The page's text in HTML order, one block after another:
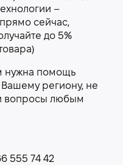
–
сейчас,
до 5%
нужна помощь
региону, не
вопросы любым
555 74 42